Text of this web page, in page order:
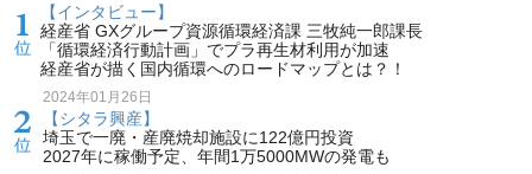
【インタビュー】
経産省 GXグループ資源循環経済課 三牧純一郎課長
「循環経済行動計画」でプラ再生材利用が加速
経産省が描く国内循環へのロードマップとは？！
2024年01月26日
【シタラ興産】
埼玉で一廃・産廃焼却施設に122億円投資
2027年に稼働予定、年間1万5000MWの発電も